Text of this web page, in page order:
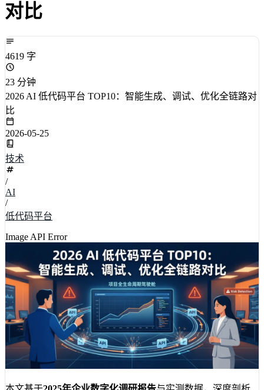
对比
4619 字
23 分钟
2026 AI 低代码平台 TOP10：智能生成、调试、优化全链路对
比
2026-05-25
技术
/
AI
/
低代码平台
Image API Error